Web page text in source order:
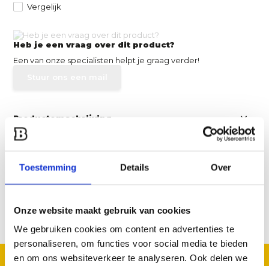
Toestemming Details Over
Onze website maakt gebruik van cookies
We gebruiken cookies om content en advertenties te
personaliseren, om functies voor social media te bieden
en om ons websiteverkeer te analyseren. Ook delen we
Vergelijk
Heb je een vraag over dit product?
Een van onze specialisten helpt je graag verder!
Productomschrijving
Reviews